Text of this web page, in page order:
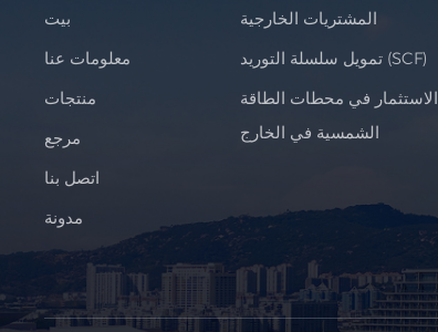
بيت
معلومات عنا
منتجات
مرجع
اتصل بنا
مدونة
المشتريات الخارجية
تمويل سلسلة التوريد (SCF)
الاستثمار في محطات الطاقة
الشمسية في الخارج